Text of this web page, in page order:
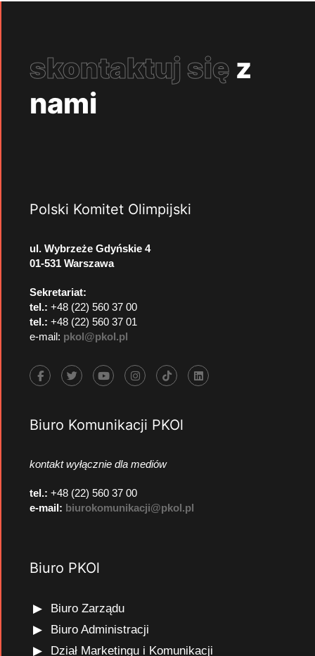
skontaktuj się z
nami
Polski Komitet Olimpijski
ul. Wybrzeże Gdyńskie 4
01-531 Warszawa
Sekretariat:
tel.: +48 (22) 560 37 00
tel.: +48 (22) 560 37 01
e-mail: pkol@pkol.pl
Biuro Komunikacji PKOl
kontakt wyłącznie dla mediów
tel.: +48 (22) 560 37 00
e-mail: biurokomunikacji@pkol.pl
Biuro PKOl
Biuro Zarządu
Biuro Administracji
Dział Marketingu i Komunikacji